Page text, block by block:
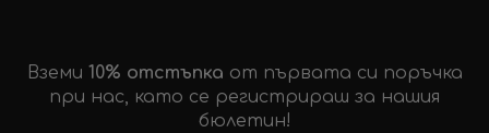
Вземи 10% отстъпка от първата си поръчка
при нас, като се регистрираш за нашия
бюлетин!